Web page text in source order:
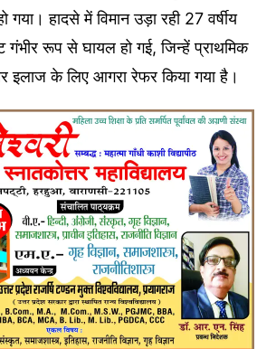
गया। हादसे में विमान उड़ा रही 27 वर्षीय
गंभीर रूप से घायल हो गई, जिन्हें प्राथमिक
इलाज के लिए आगरा रेफर किया गया है।